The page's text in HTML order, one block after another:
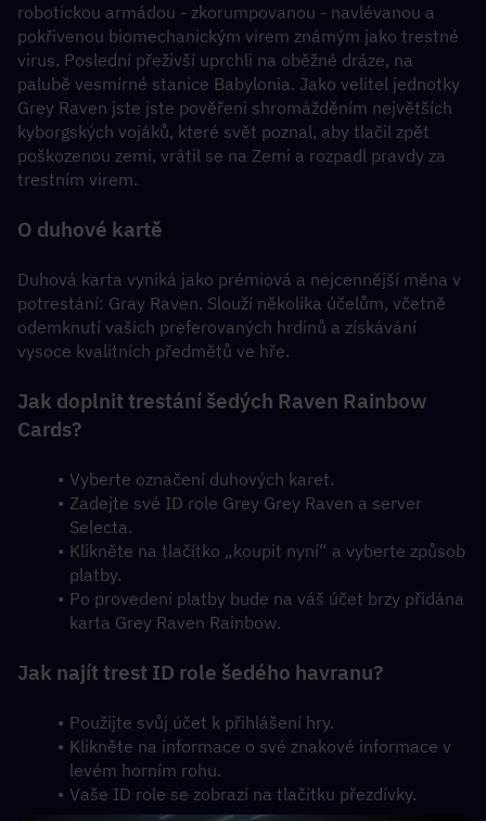
robotickou armádou - zkorumpovanou - navlévanou a
pokřivenou biomechanickým virem známým jako trestné
virus. Poslední přeživší uprchli na oběžné dráze, na
palubě vesmírné stanice Babylonia. Jako velitel jednotky
Grey Raven jste jste pověřeni shromážděním největších
kyborgských vojáků, které svět poznal, aby tlačil zpět
poškozenou zemi, vrátil se na Zemi a rozpadl pravdy za
trestním virem.
O duhové kartě
Duhová karta vyniká jako prémiová a nejcennější měna v
potrestání: Gray Raven. Slouží několika účelům, včetně
odemknutí vašich preferovaných hrdinů a získávání
vysoce kvalitních předmětů ve hře.
Jak doplnit trestání šedých Raven Rainbow
Cards?
Vyberte označení duhových karet.
Zadejte své ID role Grey Grey Raven a server
Selecta.
Klikněte na tlačítko „koupit nyní“ a vyberte způsob
platby.
Po provedení platby bude na váš účet brzy přidána
karta Grey Raven Rainbow.
Jak najít trest ID role šedého havranu?
Použijte svůj účet k přihlášení hry.
Klikněte na informace o své znakové informace v
levém horním rohu.
Vaše ID role se zobrazí na tlačítku přezdívky.